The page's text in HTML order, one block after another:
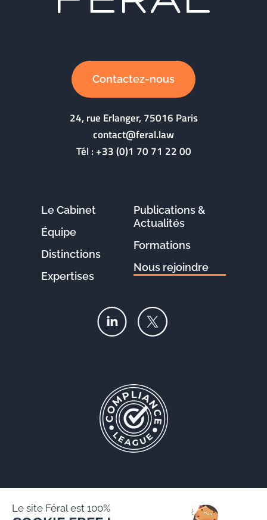
Contactez-nous
24, rue Erlanger, 75016 Paris
contact@feral.law
Tél :+33 (0)1 70 71 22 00
Le Cabinet
Équipe
Distinctions
Expertises
Publications &
Actualités
Formations
Nous rejoindre
Le site Féral est 100%